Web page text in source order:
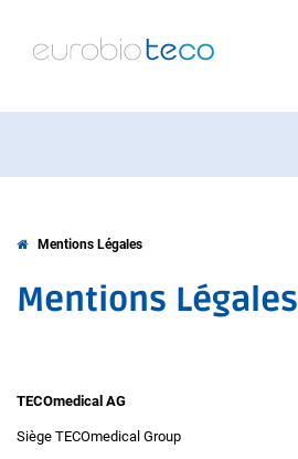
Mentions Légales
Mentions Légales
TECOmedical AG
Siège TECOmedical Group